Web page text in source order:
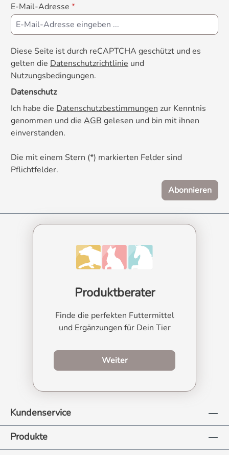
E-Mail-Adresse *
Diese Seite ist durch reCAPTCHA geschützt und es
gelten die Datenschutzrichtlinie und
Nutzungsbedingungen.
Datenschutz
Ich habe die Datenschutzbestimmungen zur Kenntnis
genommen und die AGB gelesen und bin mit ihnen
einverstanden.
Die mit einem Stern (*) markierten Felder sind
Pflichtfelder.
Abonnieren
Produktberater
Finde die perfekten Futtermittel
und Ergänzungen für Dein Tier
Weiterzum Produktberater
Kundenservice
Produkte